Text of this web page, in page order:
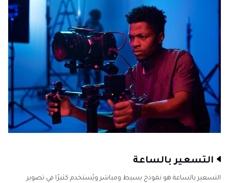
التسعير بالساعة
التسعير بالساعة هو نموذج بسيط ومباشر ويُستخدم كثيرًا في تصوير